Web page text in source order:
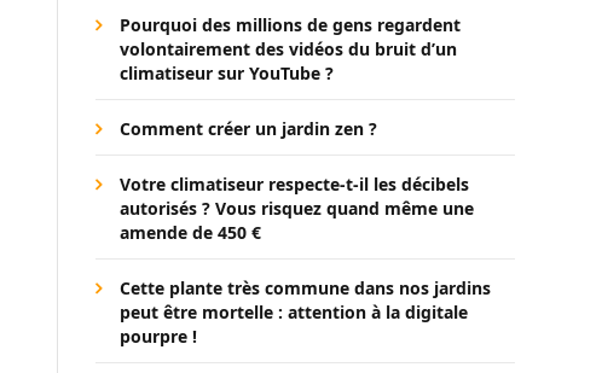
Pourquoi des millions de gens regardent
volontairement des vidéos du bruit d’un
climatiseur sur YouTube ?
Comment créer un jardin zen ?
Votre climatiseur respecte-t-il les décibels
autorisés ? Vous risquez quand même une
amende de 450 €
Cette plante très commune dans nos jardins
peut être mortelle : attention à la digitale
pourpre !